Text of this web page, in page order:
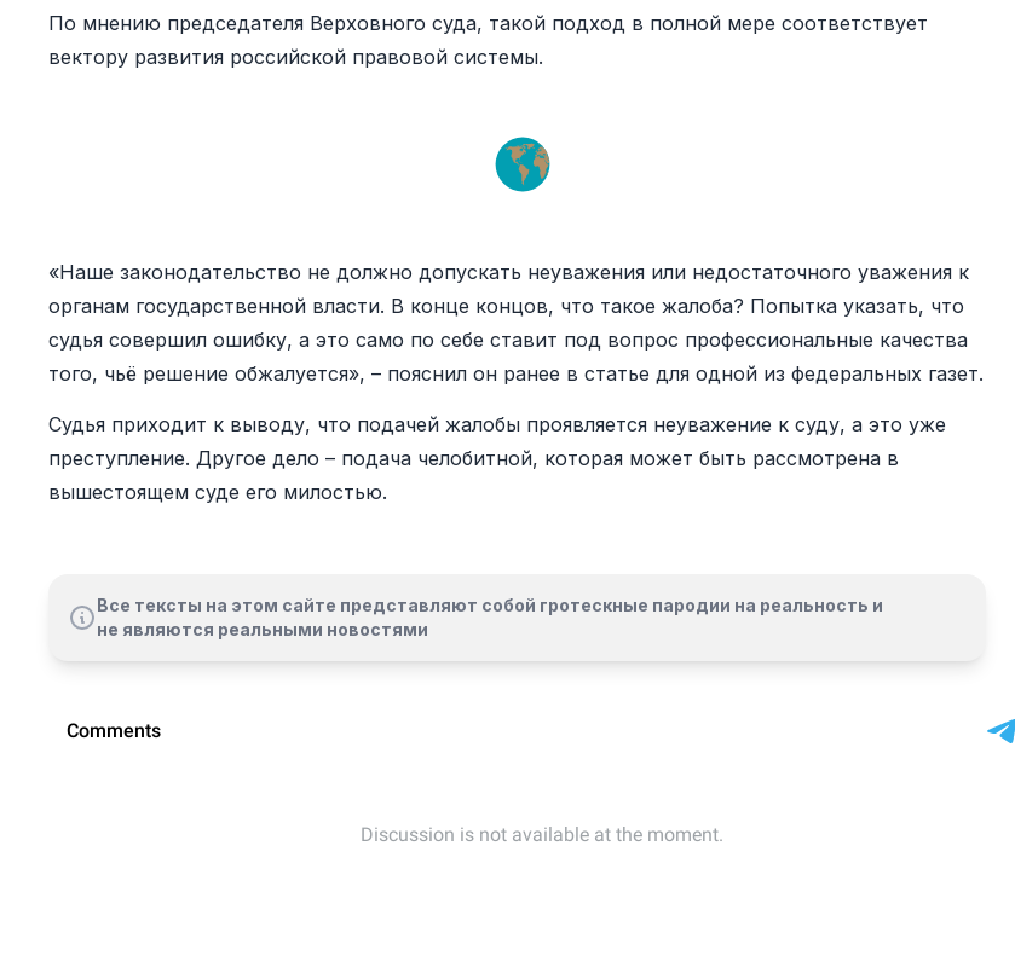
По мнению председателя Верховного суда, такой подход в полной мере соответствует
вектору развития российской правовой системы.
«Наше законодательство не должно допускать неуважения или недостаточного уважения к
органам государственной власти. В конце концов, что такое жалоба? Попытка указать, что
судья совершил ошибку, а это само по себе ставит под вопрос профессиональные качества
того, чьё решение обжалуется», – пояснил он ранее в статье для одной из федеральных газет.
Судья приходит к выводу, что подачей жалобы проявляется неуважение к суду, а это уже
преступление. Другое дело – подача челобитной, которая может быть рассмотрена в
вышестоящем суде его милостью.
Все тексты на этом сайте представляют собой гротескные пародии на реальность и
не являются реальными новостями